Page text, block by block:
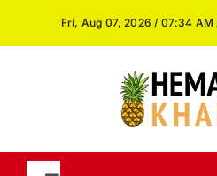
Fri, Aug 07, 2026 / 07:34 AM /